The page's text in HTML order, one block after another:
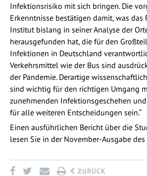
Infektionsrisiko mit sich bringen. Die
Erkenntnisse bestätigen damit, was das
Institut bislang in seiner Analyse der
herausgefunden hat, die für den
Infektionen in Deutschland
Verkehrsmittel wie der Bus sind
der Pandemie. Derartige
sind wichtig für den richtigen Umgang
zunehmenden Infektionsgeschehen
für alle weiteren Entscheidungen sein.“
Einen ausführlichen Bericht über die
lesen Sie in der November-Ausgabe
ZURÜCK